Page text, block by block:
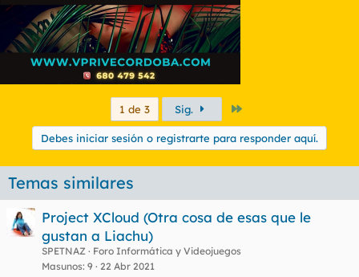
1 de 3 Sig.
Debes iniciar sesión o registrarte para responder aquí.
Temas similares
Project XCloud (Otra cosa de esas que le
gustan a Liachu)
SPETNAZ
Foro Informática y Videojuegos
Masunos 9 22 Abr 2021